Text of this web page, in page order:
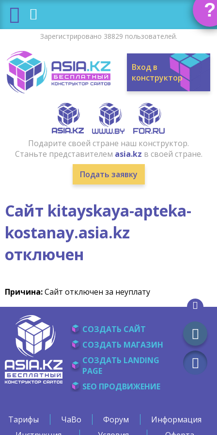
?
Зарегистрировано 38829 пользователей.
Вход в
конструктор
Подарите своей стране наш конструктор.
Станьте представителем asia.kz в своей стране.
Подать заявку
Сайт kitayskaya-apteka-
kostanay.asia.kz
отключен
Причина:Сайт отключен за неуплату
СОЗДАТЬ САЙТ
СОЗДАТЬ МАГАЗИН
СОЗДАТЬ LANDING
PAGE
SEO ПРОДВИЖЕНИЕ
Тарифы ЧаВо Форум
Информация